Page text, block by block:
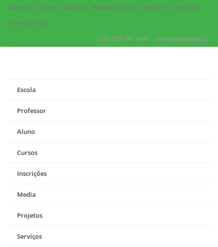
Quinta do Cruzeiro | Rua de S. Mamede de Arca, 768-ap 51 | 4990-202
Ponte de Lima
+351 258 741 404* secretaria@eppl.pt
Escola
Professor
Aluno
Cursos
Inscrições
Media
Projetos
Serviços